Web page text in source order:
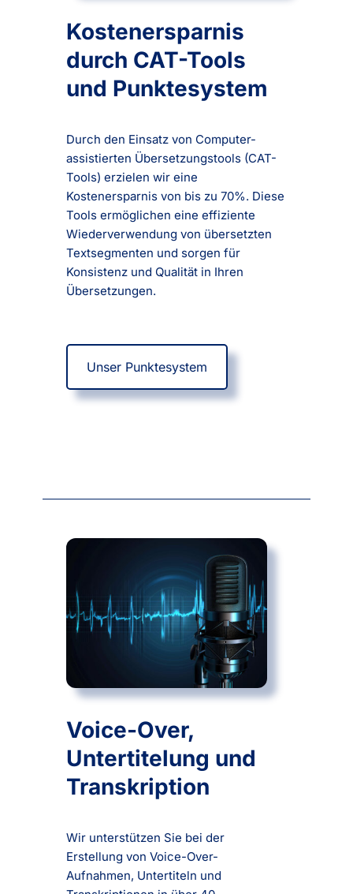
Kostenersparnis
durch CAT-Tools
und Punktesystem
Durch den Einsatz von Computer-
assistierten Übersetzungstools (CAT-
Tools) erzielen wir eine
Kostenersparnis von bis zu 70%. Diese
Tools ermöglichen eine effiziente
Wiederverwendung von übersetzten
Textsegmenten und sorgen für
Konsistenz und Qualität in Ihren
Übersetzungen.
Unser Punktesystem
Voice-Over,
Untertitelung und
Transkription
Wir unterstützen Sie bei der
Erstellung von Voice-Over-
Aufnahmen, Untertiteln und